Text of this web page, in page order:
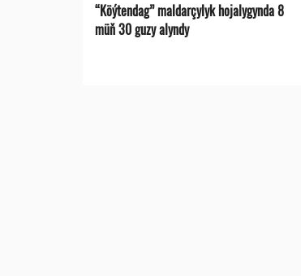
“Köýtendag” maldarçylyk hojalygynda 8
müň 30 guzy alyndy